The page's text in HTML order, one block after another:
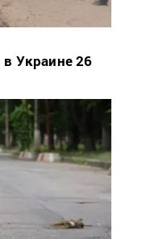
Украине 26